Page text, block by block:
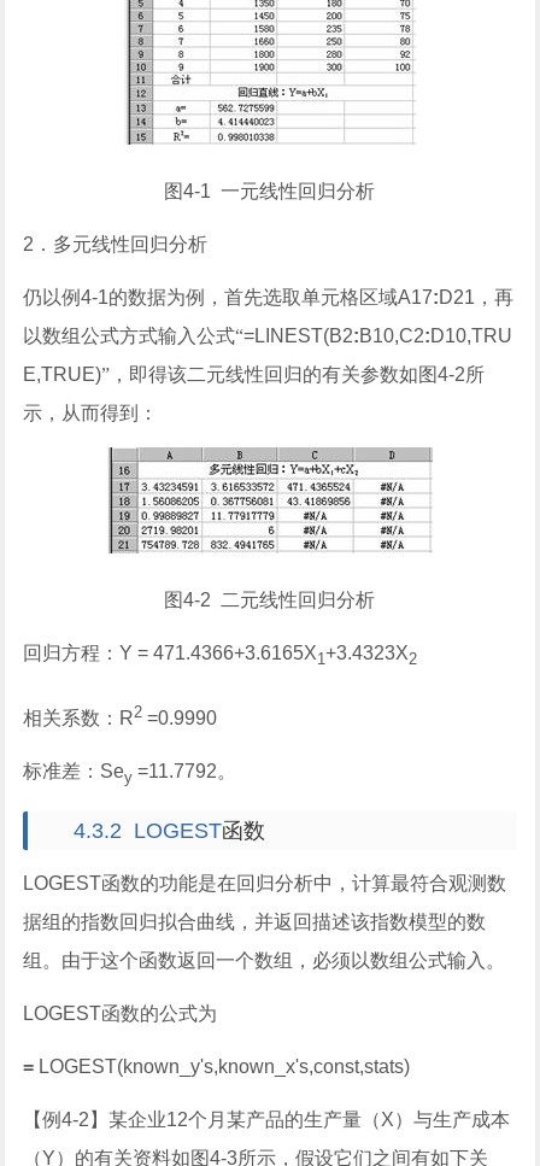
图4-1一元线性回归分析
2 ．多元线性回归分析
仍以例4-1的数据为例，首先选取单元格区域A17:D21 ，再
以数组公式方式输入公式“=LINEST(B2:B10,C2:D10,TRU
E,TRUE)”，即得该二元线性回归的有关参数如图4-2所
示，从而得到：
图4-2 二元线性回归分析
回归方程：Y = 471.4366+3.6165X1+3.4323X2
相关系数： R2=0.9990
标准差： Sey=11.7792。
4.3.2 LOGEST函数
LOGEST函数的功能是在回归分析中，计算最符合观测数
据组的指数回归拟合曲线，并返回描述该指数模型的数
组。由于这个函数返回一个数组，必须以数组公式输入。
LOGEST函数的公式为
= LOGEST(known_y's,known_x's,const,stats)
【例4-2 】 某企业12个月某产品的生产量（X）与生产成本
（Y）的有关资料如图4-3所示，假设它们之间有如下关